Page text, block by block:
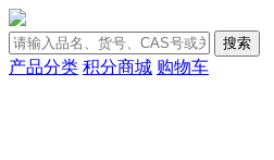
搜索
产品分类 积分商城 购物车